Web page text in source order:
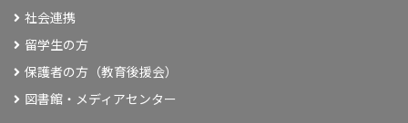
社会連携
留学生の方
保護者の方（教育後援会）
図書館・メディアセンター